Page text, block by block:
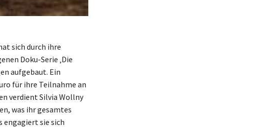
sich durch ihre
Doku-Serie ‚Die
aufgebaut. Ein
für ihre Teilnahme an
verdient Silvia Wollny
was ihr gesamtes
engagiert sie sich